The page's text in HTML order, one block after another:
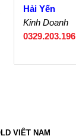
Hải Yến
Kinh Doanh
0329.203.196
VIỆT NAM